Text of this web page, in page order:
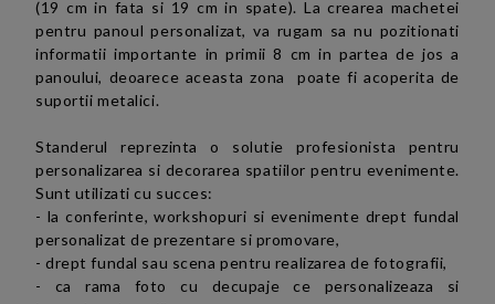
(19 cm in fata si 19 cm in spate). La crearea machetei
pentru panoul personalizat, va rugam sa nu pozitionati
informatii importante in primii 8 cm in partea de jos a
panoului, deoarece aceasta zona poate fi acoperita de
suportii metalici.
Standerul reprezinta o solutie profesionista pentru
personalizarea si decorarea spatiilor pentru evenimente.
Sunt utilizati cu succes:
- la conferinte, workshopuri si evenimente drept fundal
personalizat de prezentare si promovare,
- drept fundal sau scena pentru realizarea de fotografii,
- ca rama foto cu decupaje ce personalizeaza si